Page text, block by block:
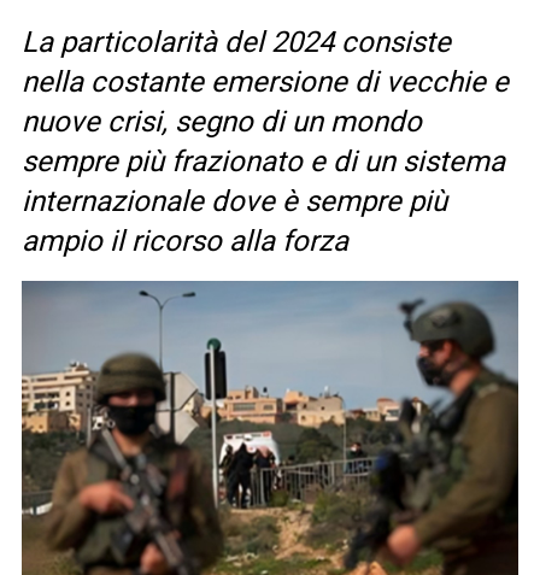
La particolarità del 2024 consiste
nella costante emersione di vecchie e
nuove crisi, segno di un mondo
sempre più frazionato e di un sistema
internazionale dove è sempre più
ampio il ricorso alla forza